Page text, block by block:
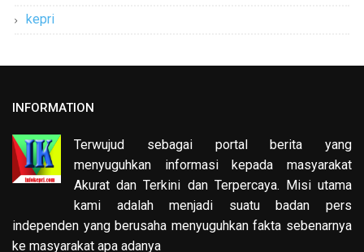
kepri
INFORMATION
Terwujud sebagai portal berita yang
menyuguhkan informasi kepada masyarakat
Akurat dan Terkini dan Terpercaya. Misi utama
kami adalah menjadi suatu badan pers
independen yang berusaha menyuguhkan fakta sebenarnya
ke masyarakat apa adanya